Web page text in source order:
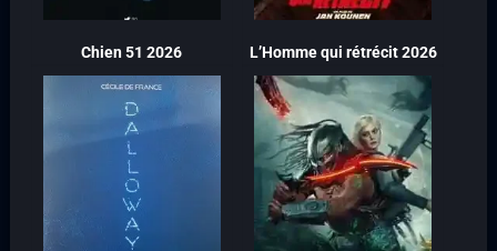
Chien 51 2026 L’Homme qui rétrécit 2026